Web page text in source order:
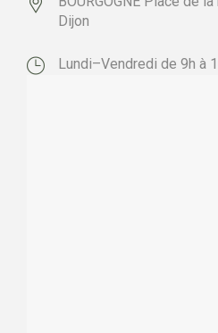
Dijon
Lundi–Vendredi de 9h à